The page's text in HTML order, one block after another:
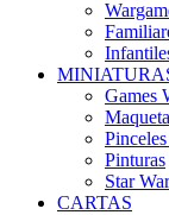
Games
Pinturas
Star
CARTAS